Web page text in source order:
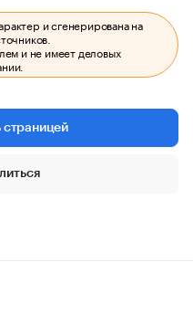
и сгенерирована на
и не имеет деловых
страницей